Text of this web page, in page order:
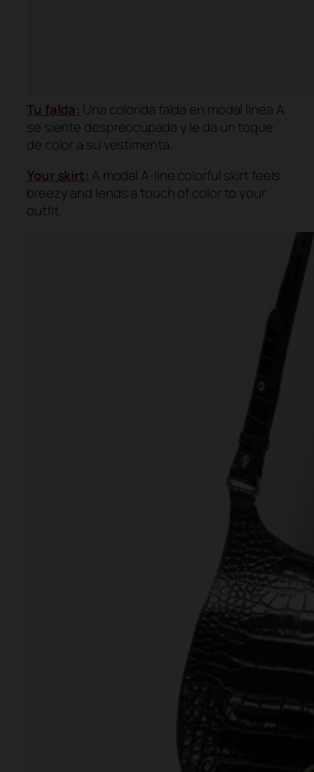
Tu falda: Una colorida falda en modal línea A
se siente despreocupada y le da un toque
de color a su vestimenta.
Your skirt: A modal A-line colorful skirt feels
breezy and lends a touch of color to your
outfit.